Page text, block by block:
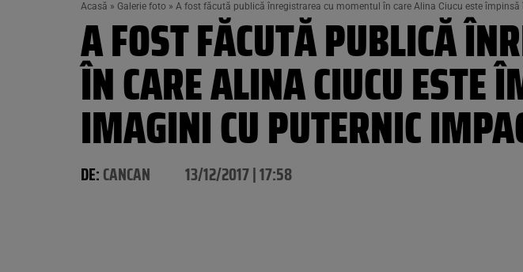
Acasă » Galerie foto » A fost făcută publică înregistrarea cu momentul în care Alina Ciucu este
A FOST FĂCUTĂ PUBLICĂ
ÎN CARE ALINA CIUCU
IMAGINI CU PUTERNIC
DE:CANCAN 13/12/2017 | 17:58